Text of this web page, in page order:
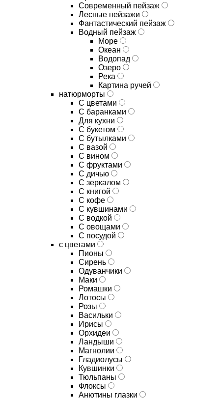
Современный пейзаж
Лесные пейзажи
Фантастический пейзаж
Водный пейзаж
Море
Океан
Водопад
Озеро
Река
Картина ручей
натюрморты
С цветами
С баранками
Для кухни
C букетом
C бутылками
C вазой
C вином
C фруктами
C дичью
C зеркалом
C книгой
C кофе
C кувшинами
C водкой
C овощами
C посудой
с цветами
Пионы
Сирень
Одуванчики
Маки
Ромашки
Лотосы
Розы
Васильки
Ирисы
Орхидеи
Ландыши
Магнолии
Гладиолусы
Кувшинки
Тюльпаны
Флоксы
Анютины глазки